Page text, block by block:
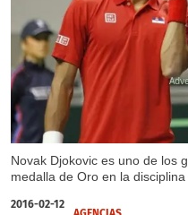
Novak Djokovic es uno de los
medalla de Oro en la
2016-02-12